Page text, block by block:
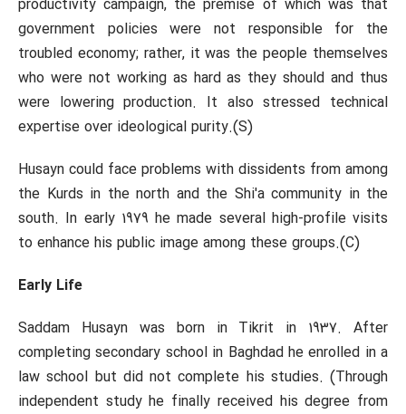
productivity campaign, the premise of which was that
government policies were not responsible for the
troubled economy; rather, it was the people themselves
who were not working as hard as they should and thus
were lowering production. It also stressed technical
expertise over ideological purity.(S)
Husayn could face problems with dissidents from among
the Kurds in the north and the Shi'a community in the
south. In early 1979 he made several high-profile visits
to enhance his public image among these groups.(C)
Early Life
Saddam Husayn was born in Tikrit in 1937. After
completing secondary school in Baghdad he enrolled in a
law school but did not complete his studies. (Through
independent study he finally received his degree from